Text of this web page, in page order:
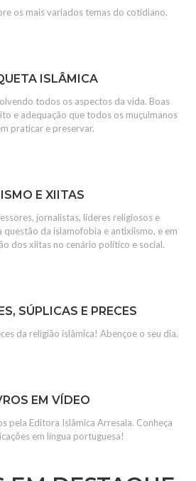
os mais variados temas do cotidiano.
ISLÂMICA
todos os aspectos da vida. Boas
e adequação que todos os muçulmanos
praticar e preservar.
E XIITAS
jornalistas, líderes religiosos e
da islamofobia e antixiismo, e em
dos xiitas no cenário político e social.
SÚPLICAS E PRECES
da religião islâmica! Abençoe o seu dia.
EM VÍDEO
pela Editora Islâmica Arresala. Conheça
em língua portuguesa!